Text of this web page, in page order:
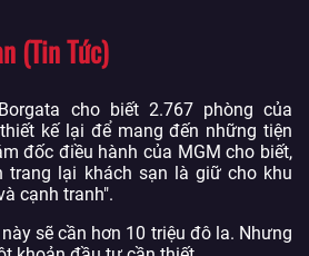
(Tin Tức)
cho biết 2.767 phòng của
kế lại để mang đến những tiện
đốc điều hành của MGM cho biết,
trang lại khách sạn là giữ cho khu
cạnh tranh".
sẽ cần hơn 10 triệu đô la. Nhưng